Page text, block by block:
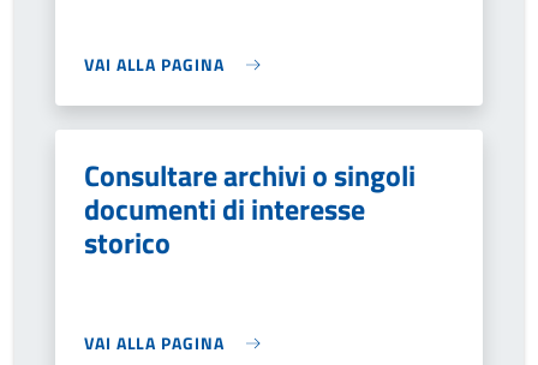
VAI ALLA PAGINA
Consultare archivi o singoli
documenti di interesse
storico
VAI ALLA PAGINA